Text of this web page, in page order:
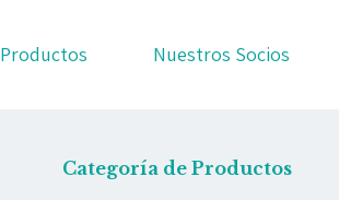
Productos Nuestros Socios
Categoría de Productos